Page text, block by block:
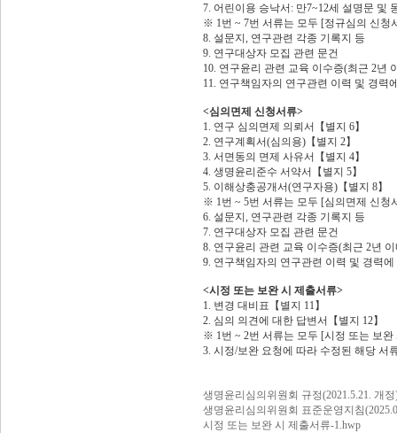
7. 어린이용 승낙서: 만7~12세 설명문 및
※ 1번 ~ 7번 서류는 모두 [정규심의 신청
8. 설문지, 연구관련 각종 기록지 등
9. 연구대상자 모집 관련 문건
10. 연구윤리 관련 교육 이수증(최근 2년
11. 연구책임자의 연구관련 이력 및 경력
<심의면제 신청서류>
1. 연구 심의면제 의뢰서【별지 6】
2. 연구계획서(심의용)【별지 2】
3. 서면동의 면제 사유서【별지 4】
4. 생명윤리준수 서약서【별지 5】
5. 이해상충공개서(연구자용)【별지 8】
※ 1번 ~ 5번 서류는 모두 [심의면제 신청
6. 설문지, 연구관련 각종 기록지 등
7. 연구대상자 모집 관련 문건
8. 연구윤리 관련 교육 이수증(최근 2년
9. 연구책임자의 연구관련 이력 및 경력
<시정 또는 보완 시 제출서류>
1. 변경 대비표【별지 11】
2. 심의 의견에 대한 답변서【별지 12】
※ 1번 ~ 2번 서류는 모두 [시정 또는 보
3. 시정/보완 요청에 따라 수정된 해당 서
생명윤리심의위원회 규정(2021.5.21. 개
생명윤리심의위원회 표준운영지침
시정 또는 보완 시 제출서류-1.hwp